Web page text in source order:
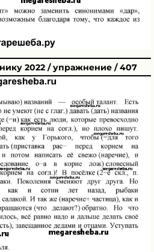
2022 / упражнение / 407